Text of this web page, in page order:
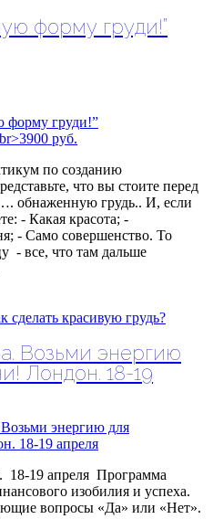
форму груди!”
по созданию
что вы стоите перед
обнаженную грудь.. И, если
- Какая красота; -
- Само совершенство. То
- все, что там дальше
сделать красивую грудь?
Возьми энергию
Лондон. 18-19
18-19 апреля Программа
изобилия и успеха.
вопросы «Да» или «Нет».